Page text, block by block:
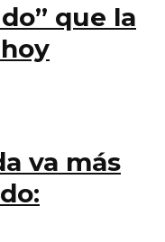
que la
va más